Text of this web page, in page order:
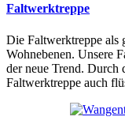
Faltwerktreppe
Die Faltwerktreppe als
Wohnebenen. Unsere
der neue Trend. Durch
Faltwerktreppe auch